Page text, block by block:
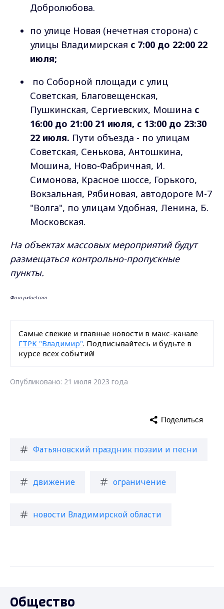
Добролюбова.
по улице Новая (нечетная сторона) с
улицы Владимирская с 7:00 до 22:00 22
июля;
по Соборной площади с улиц
Советская, Благовещенская,
Пушкинская, Сергиевских, Мошина с
16:00 до 21:00 21 июля, с 13:00 до 23:30
22 июля. Пути объезда - по улицам
Советская, Сенькова, Антошкина,
Мошина, Ново-Фабричная, И.
Симонова, Красное шоссе, Горького,
Вокзальная, Рябиновая, автодороге М-7
"Волга", по улицам Удобная, Ленина, Б.
Московская.
На объектах массовых мероприятий будут
размещаться контрольно-пропускные
пункты.
Фото pxfuel.com
Самые свежие и главные новости в макс-канале
ГТРК "Владимир". Подписывайтесь и будьте в
курсе всех событий!
Опубликовано: 21 июля 2023 года
Фатьяновский праздник поэзии и песни
движение ограничение
новости Владимирской области
Поделиться
Общество